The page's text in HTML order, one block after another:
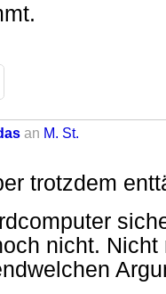
an M. St.
trotzdem
nicht.